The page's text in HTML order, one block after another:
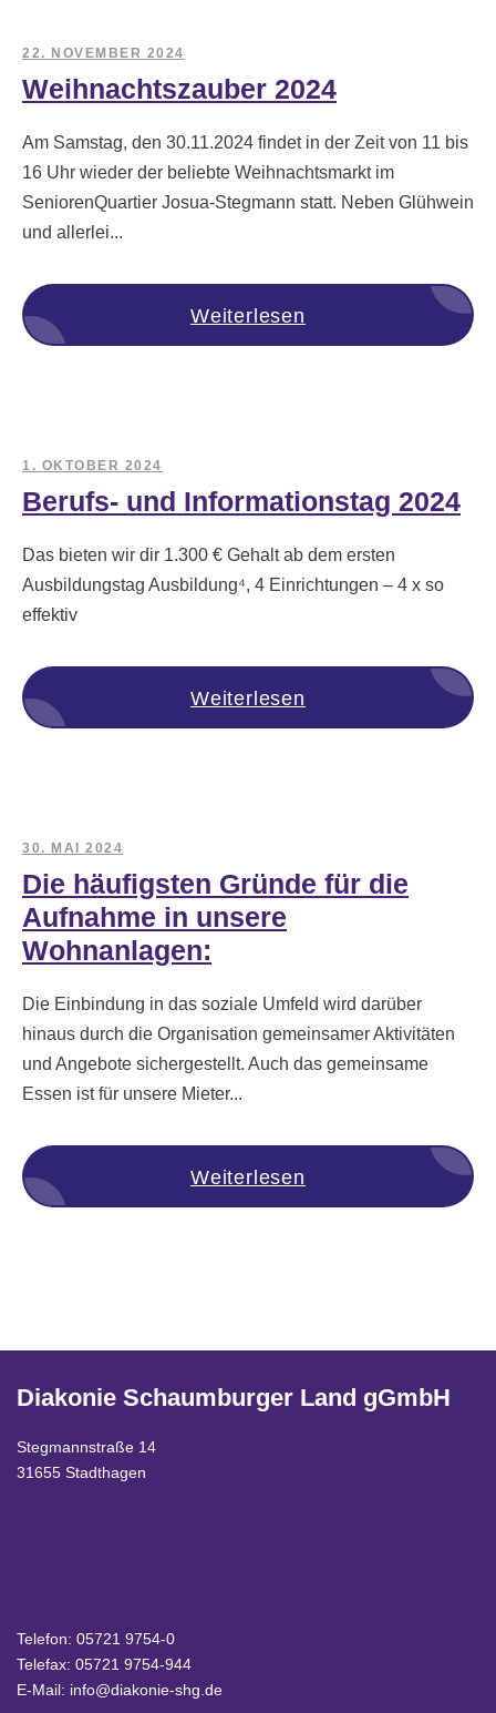
22. NOVEMBER 2024
Weihnachtszauber 2024
Am Samstag, den 30.11.2024 findet in der Zeit von 11 bis
16 Uhr wieder der beliebte Weihnachtsmarkt im
SeniorenQuartier Josua-Stegmann statt. Neben Glühwein
und allerlei...
Weiterlesen
1. OKTOBER 2024
Berufs- und Informationstag 2024
Das bieten wir dir 1.300 € Gehalt ab dem ersten
Ausbildungstag Ausbildung⁴, 4 Einrichtungen – 4 x so
effektiv
Weiterlesen
30. MAI 2024
Die häufigsten Gründe für die
Aufnahme in unsere
Wohnanlagen:
Die Einbindung in das soziale Umfeld wird darüber
hinaus durch die Organisation gemeinsamer Aktivitäten
und Angebote sichergestellt. Auch das gemeinsame
Essen ist für unsere Mieter...
Weiterlesen
Diakonie Schaumburger Land gGmbH
Stegmannstraße 14
31655 Stadthagen
Telefon: 05721 9754-0
Telefax: 05721 9754-944
E-Mail: info@diakonie-shg.de